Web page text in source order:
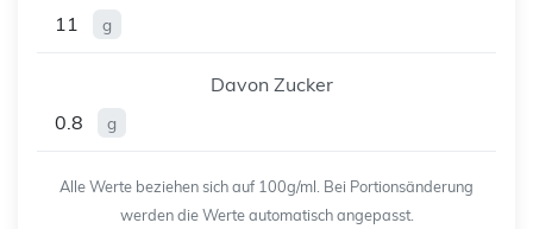
11
g
Davon Zucker
0.8
g
Alle Werte beziehen sich auf 100g/ml. Bei Portionsänderung
werden die Werte automatisch angepasst.